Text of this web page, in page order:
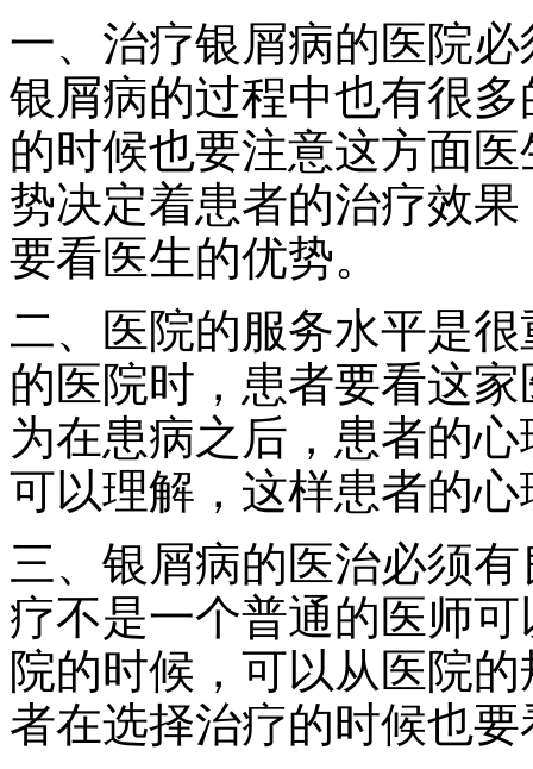
一、治疗银屑病的医院
银屑病的过程中也有很
的时候也要注意这方面
势决定着患者的治疗效
要看医生的优势。
二、医院的服务水平是
的医院时，患者要看这
为在患病之后，患者的
可以理解，这样患者的
三、银屑病的医治必须
疗不是一个普通的医师
院的时候，可以从医院
者在选择治疗的时候也